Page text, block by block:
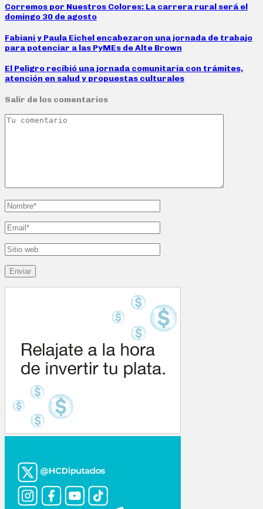
Corremos por Nuestros Colores: La carrera rural será el
domingo 30 de agosto
Fabiani y Paula Eichel encabezaron una jornada de trabajo
para potenciar a las PyMEs de Alte Brown
El Peligro recibió una jornada comunitaria con trámites,
atención en salud y propuestas culturales
Salir de los comentarios